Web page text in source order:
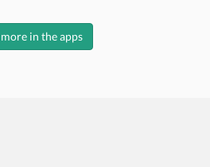
more in the apps